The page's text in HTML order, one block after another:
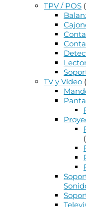
TPV / POS
TV y Vídeo